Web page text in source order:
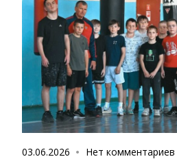
03.06.2026 Нет комментариев